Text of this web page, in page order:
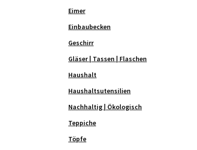
Eimer
Einbaubecken
Geschirr
Gläser | Tassen | Flaschen
Haushalt
Haushaltsutensilien
Nachhaltig | Ökologisch
Teppiche
Töpfe